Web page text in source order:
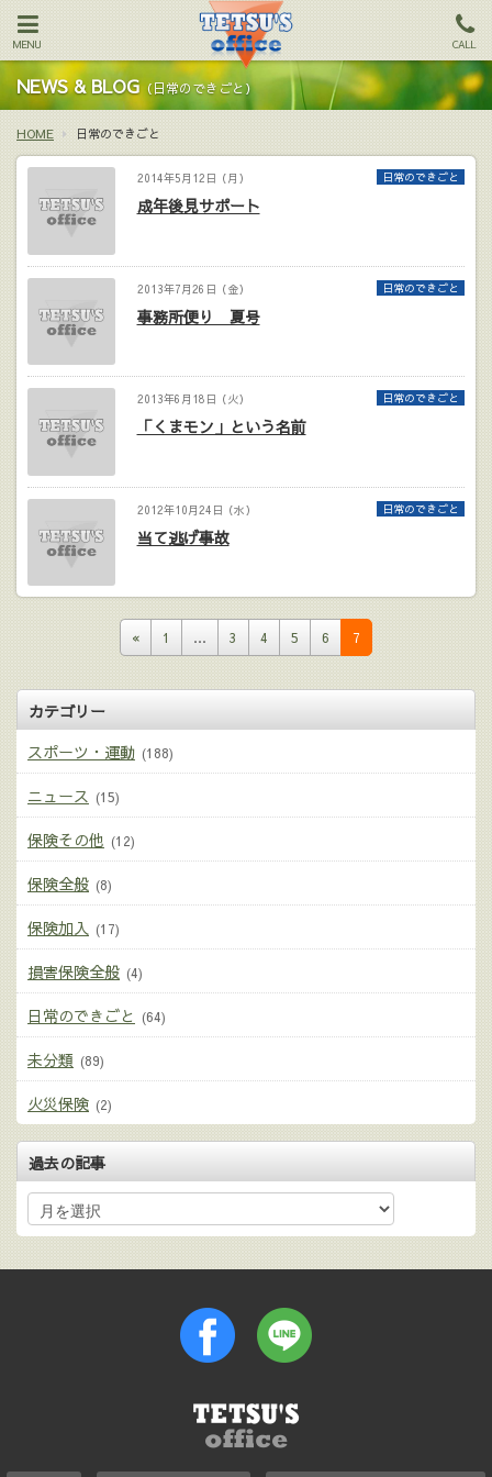
MENU CALL
NEWS & BLOG（日常のできごと）
HOME 日常のできごと
2014年5月12日（月） 日常のできごと
成年後見サポート
2013年7月26日（金） 日常のできごと
事務所便り 夏号
2013年6月18日（火） 日常のできごと
「くまモン」という名前
2012年10月24日（水） 日常のできごと
当て逃げ事故
« 1 … 3 4 5 6 7
カテゴリー
スポーツ・運動 (188)
ニュース (15)
保険その他 (12)
保険全般 (8)
保険加入 (17)
損害保険全般 (4)
日常のできごと (64)
未分類 (89)
火災保険 (2)
過去の記事